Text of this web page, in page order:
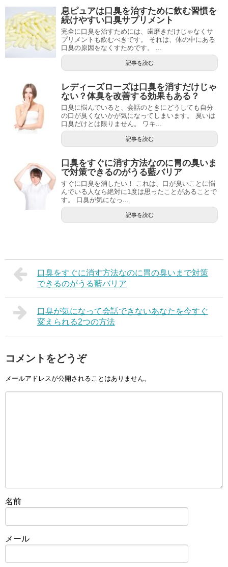
息ピュアは口臭を治すために飲む習慣を
続けやすい口臭サプリメント
完全に口臭を治すためには、歯磨きだけじゃなくサ
プリメントも飲むべきです。 それは、体の中にある
口臭の原因をなくすためです。 ...
記事を読む
レディーズローズは口臭を消すだけじゃ
ない？体臭を改善する効果もある？
口臭に悩んでいると、会話のときにどうしても自分
の口が臭くないかが気になってしまいます。 臭いは
口臭だけとは限りません。 ワキ...
記事を読む
口臭をすぐに消す方法なのに胃の臭いま
で対策できるのがうる藍バリア
すぐに口臭を消したい！ これは、口が臭いことに悩
んでいる人なら絶対に1度は思ったことがあることで
す。 口臭が気になっ...
記事を読む
口臭をすぐに消す方法なのに胃の臭いまで対策
できるのがうる藍バリア
口臭が気になって会話できないあなたを今すぐ
変えられる2つの方法
コメントをどうぞ
メールアドレスが公開されることはありません。
名前
メール